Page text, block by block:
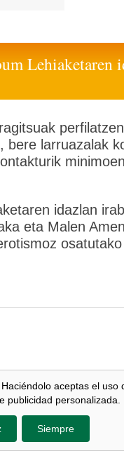
Lehiaketaren
bere larruazalak
idazlan
eta Malen
aceptas el uso
publicidad personalizada.
Siempre